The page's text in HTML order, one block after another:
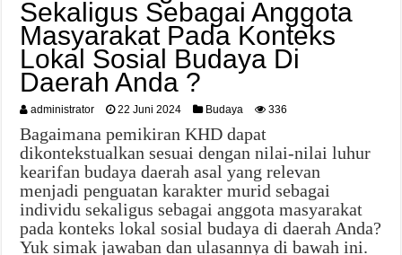
Sekaligus Sebagai Anggota
Masyarakat Pada Konteks
Lokal Sosial Budaya Di
Daerah Anda ?
administrator 22 Juni 2024 Budaya 336
Bagaimana pemikiran KHD dapat
dikontekstualkan sesuai dengan nilai-nilai luhur
kearifan budaya daerah asal yang relevan
menjadi penguatan karakter murid sebagai
individu sekaligus sebagai anggota masyarakat
pada konteks lokal sosial budaya di daerah Anda?
Yuk simak jawaban dan ulasannya di bawah ini.